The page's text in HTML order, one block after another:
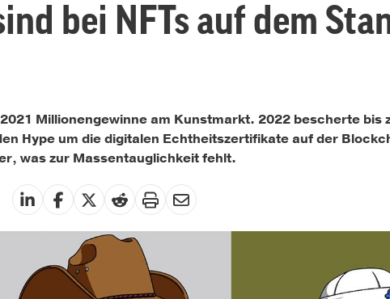
bei NFTs auf dem
Millionengewinne am Kunstmarkt. 2022 bescherte bis
Hype um die digitalen Echtheitszertifikate auf der
was zur Massentauglichkeit fehlt.